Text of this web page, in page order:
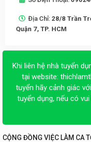
Địa Chỉ: 28/8 Trần
Quận 7, TP. HCM
Khi liên hệ nhà tuyển
tại website:
tuyển hãy cảnh giác
tuyển dụng, nếu có
CỘNG ĐỒNG VIỆC LÀM CA